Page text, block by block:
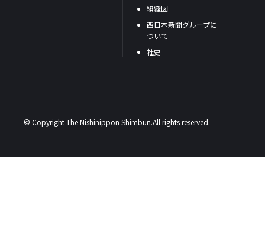
組織図
西日本新聞グループに
ついて
社史
© Copyright The Nishinippon Shimbun.All rights reserved.